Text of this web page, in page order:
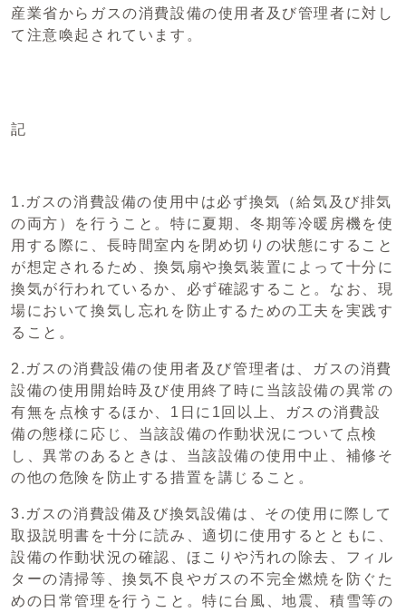
産業省からガスの消費設備の使用者及び管理者に対し
て注意喚起されています。
記
1.ガスの消費設備の使用中は必ず換気（給気及び排気
の両方）を行うこと。特に夏期、冬期等冷暖房機を使
用する際に、長時間室内を閉め切りの状態にすること
が想定されるため、換気扇や換気装置によって十分に
換気が行われているか、必ず確認すること。なお、現
場において換気し忘れを防止するための工夫を実践す
ること。
2.ガスの消費設備の使用者及び管理者は、ガスの消費
設備の使用開始時及び使用終了時に当該設備の異常の
有無を点検するほか、1日に1回以上、ガスの消費設
備の態様に応じ、当該設備の作動状況について点検
し、異常のあるときは、当該設備の使用中止、補修そ
の他の危険を防止する措置を講じること。
3.ガスの消費設備及び換気設備は、その使用に際して
取扱説明書を十分に読み、適切に使用するとともに、
設備の作動状況の確認、ほこりや汚れの除去、フィル
ターの清掃等、換気不良やガスの不完全燃焼を防ぐた
めの日常管理を行うこと。特に台風、地震、積雪等の